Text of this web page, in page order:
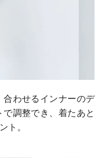
合わせるインナーのデ
調整でき、着たあと
ト。